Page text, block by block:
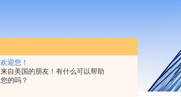
欢迎您！
来自美国的朋友！有什么可以帮助
您的吗？